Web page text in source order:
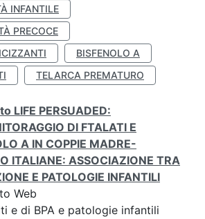
INFANTILE
PRECOCE
BISFENOLO A
TELARCA PREMATURO
LIFE PERSUADED:
DI FTALATI E
A IN COPPIE MADRE-
ITALIANE: ASSOCIAZIONE TRA
E PATOLOGIE INFANTILI
Web
e di BPA e patologie infantili